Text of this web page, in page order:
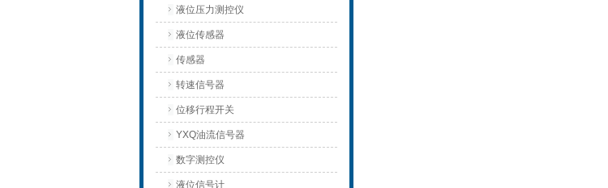
液位压力测控仪
液位传感器
传感器
转速信号器
位移行程开关
YXQ油流信号器
数字测控仪
液位信号计